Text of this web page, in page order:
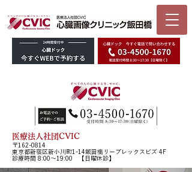
医療法人社団CVIC
〒162-0814
東京都新宿区新小川町1-14飯田橋リープレックスビズ 4F
診療時間 8:00〜19:00 【日曜休診】